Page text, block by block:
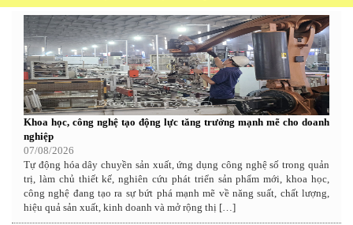
Khoa học, công nghệ tạo động lực tăng trưởng mạnh mẽ cho doanh
nghiệp
07/08/2026
Tự động hóa dây chuyền sản xuất, ứng dụng công nghệ số trong quản
trị, làm chủ thiết kế, nghiên cứu phát triển sản phẩm mới, khoa học,
công nghệ đang tạo ra sự bứt phá mạnh mẽ về năng suất, chất lượng,
hiệu quả sản xuất, kinh doanh và mở rộng thị […]